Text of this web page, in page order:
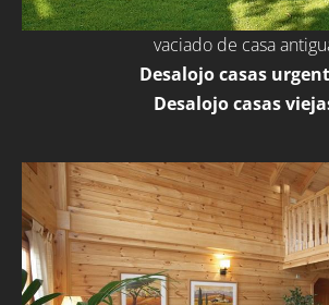
vaciado de casa
Desalojo casas
Desalojo casas